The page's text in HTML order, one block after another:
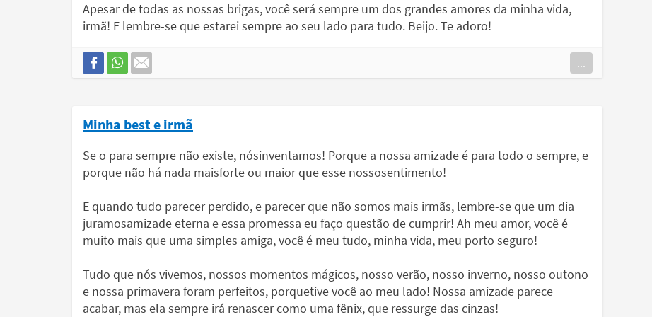
Apesar de todas as nossas brigas, você será sempre um dos grandes amores da minha vida,
irmã! E lembre-se que estarei sempre ao seu lado para tudo. Beijo. Te adoro!
...
Minha best e irmã
Se o para sempre não existe, nósinventamos! Porque a nossa amizade é para todo o sempre, e
porque não há nada maisforte ou maior que esse nossosentimento!
E quando tudo parecer perdido, e parecer que não somos mais irmãs, lembre-se que um dia
juramosamizade eterna e essa promessa eu faço questão de cumprir! Ah meu amor, você é
muito mais que uma simples amiga, você é meu tudo, minha vida, meu porto seguro!
Tudo que nós vivemos, nossos momentos mágicos, nosso verão, nosso inverno, nosso outono
e nossa primavera foram perfeitos, porquetive você ao meu lado! Nossa amizade parece
acabar, mas ela sempre irá renascer como uma fênix, que ressurge das cinzas!